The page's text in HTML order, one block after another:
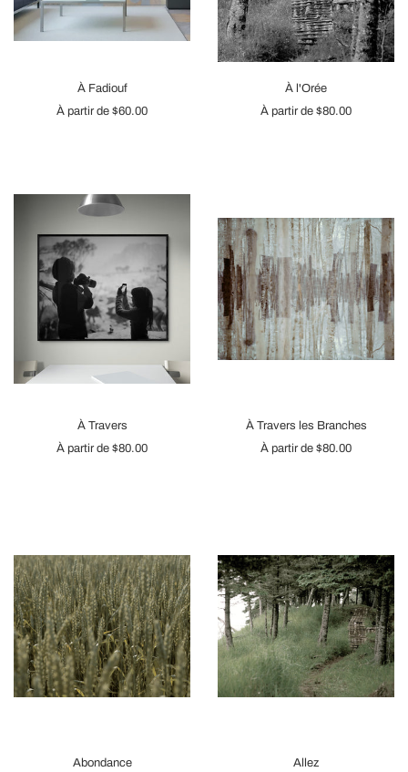
À Fadiouf
À partir de $60.00
À l'Orée
À partir de $80.00
À Travers
À partir de $80.00
À Travers les Branches
À partir de $80.00
Abondance
Allez